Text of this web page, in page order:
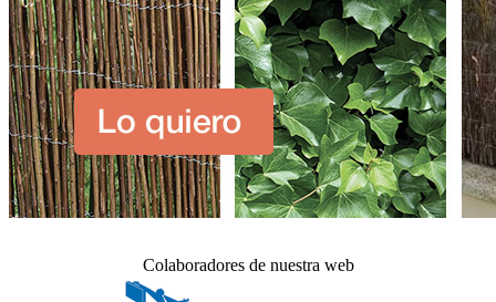
Colaboradores de nuestra web